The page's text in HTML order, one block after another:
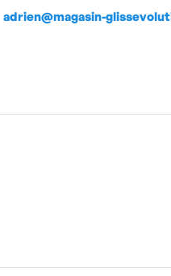
adrien@magasin-